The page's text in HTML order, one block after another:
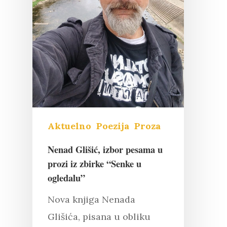
Aktuelno Poezija Proza
Nenad Glišić, izbor pesama u
prozi iz zbirke “Senke u
ogledalu”
Nova knjiga Nenada
Glišića, pisana u obliku